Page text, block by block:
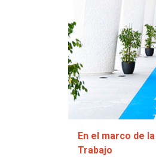
En el marco de
Trabajo